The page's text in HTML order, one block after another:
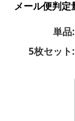
メール便判定
単品:
5枚セット: